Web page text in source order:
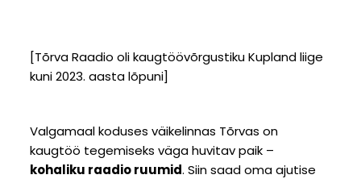
[Tõrva Raadio oli kaugtöövõrgustiku Kupland liige
kuni 2023. aasta lõpuni]
Valgamaal koduses väikelinnas Tõrvas on
kaugtöö tegemiseks väga huvitav paik –
kohaliku raadio ruumid. Siin saad oma ajutise